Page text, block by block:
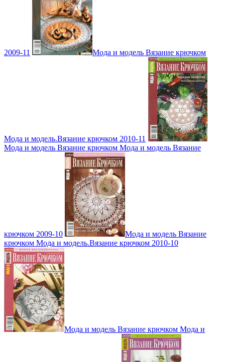
2009-11 Мода и модель Вязание крючком
Мода и модель.Вязание крючком 2010-11
Мода и модель Вязание крючком Мода и модель Вязание
крючком 2009-10
Мода и модель Вязание
крючком Мода и модель.Вязание крючком 2010-10
Мода и модель Вязание крючком Мода и